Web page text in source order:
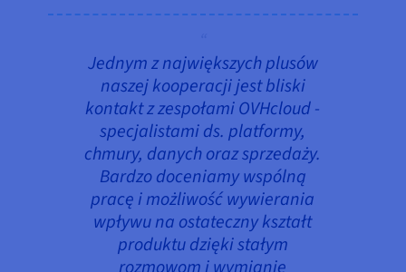
Jednym z największych plusów
naszej kooperacji jest bliski
kontakt z zespołami OVHcloud -
specjalistami ds. platformy,
chmury, danych oraz sprzedaży.
Bardzo doceniamy wspólną
pracę i możliwość wywierania
wpływu na ostateczny kształt
produktu dzięki stałym